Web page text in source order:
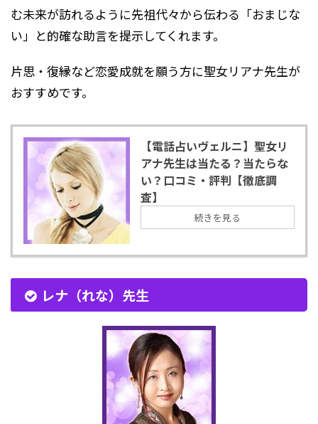
む未来が訪れるように先祖代々から伝わる「おまじな
い」と的確な助言を提示してくれます。
片思・復縁など恋愛成就を願う方に聖女リアナ先生が
おすすめです。
【電話占いヴェルニ】聖女リ
アナ先生は当たる？当たらな
い？口コミ・評判【徹底調
査】
続きを見る
レナ（れな）先生